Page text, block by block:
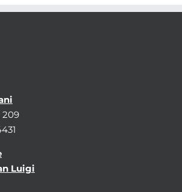
209
Luigi